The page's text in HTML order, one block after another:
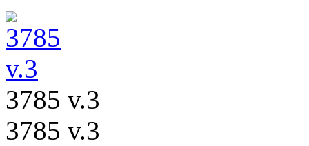
3785 v.3
3785 v.3